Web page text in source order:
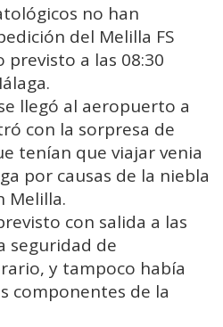
no han
del Melilla FS
previsto a las 08:30
llegó al aeropuerto a
con la sorpresa de
tenían que viajar venia
por causas de la niebla
Melilla.
con salida a las
seguridad de
y tampoco había
componentes de la